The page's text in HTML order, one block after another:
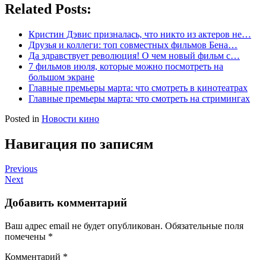
Related Posts:
Кристин Дэвис призналась, что никто из актеров не…
Друзья и коллеги: топ совместных фильмов Бена…
Да здравствует революция! О чем новый фильм с…
7 фильмов июля, которые можно посмотреть на
большом экране
Главные премьеры марта: что смотреть в кинотеатрах
Главные премьеры марта: что смотреть на стримингах
Posted in Новости кино
Навигация по записям
Previous
Next
Добавить комментарий
Ваш адрес email не будет опубликован. Обязательные поля
помечены *
Комментарий *